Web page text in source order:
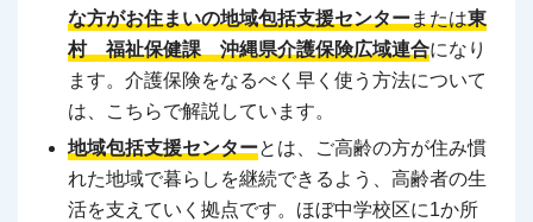
な方がお住まいの地域包括支援センターまたは東
村 福祉保健課 沖縄県介護保険広域連合になり
ます。介護保険をなるべく早く使う方法について
は、こちらで解説しています。
地域包括支援センターとは、ご高齢の方が住み慣
れた地域で暮らしを継続できるよう、高齢者の生
活を支えていく拠点です。ほぼ中学校区に1か所